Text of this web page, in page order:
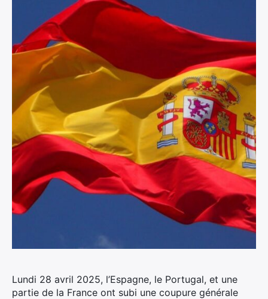
Lundi 28 avril 2025, l’Espagne, le Portugal, et une
partie de la France ont subi une coupure générale